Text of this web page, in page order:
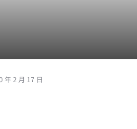
年 2 月 17 日